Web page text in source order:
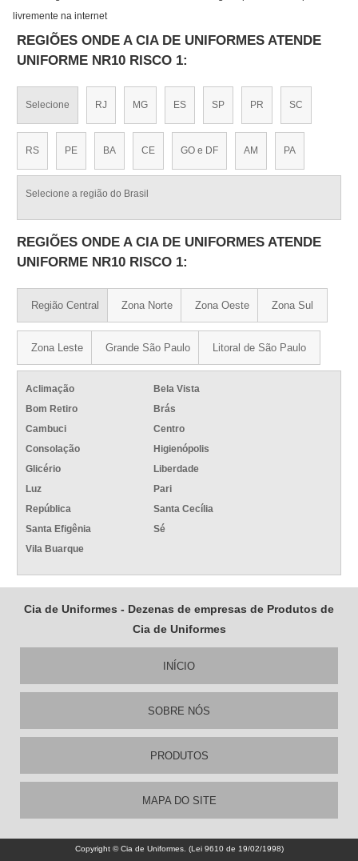
livremente na internet
REGIÕES ONDE A CIA DE UNIFORMES ATENDE
UNIFORME NR10 RISCO 1:
Selecione RJ MG ES SP PR SC
RS PE BA CE GO e DF AM PA
Selecione a região do Brasil
REGIÕES ONDE A CIA DE UNIFORMES ATENDE
UNIFORME NR10 RISCO 1:
Região Central Zona Norte Zona Oeste Zona Sul
Zona Leste Grande São Paulo Litoral de São Paulo
Aclimação
Bela Vista
Bom Retiro
Brás
Cambuci
Centro
Consolação
Higienópolis
Glicério
Liberdade
Luz
Pari
República
Santa Cecília
Santa Efigênia
Sé
Vila Buarque
Cia de Uniformes - Dezenas de empresas de Produtos de
Cia de Uniformes
INÍCIO
SOBRE NÓS
PRODUTOS
MAPA DO SITE
Copyright © Cia de Uniformes. (Lei 9610 de 19/02/1998)